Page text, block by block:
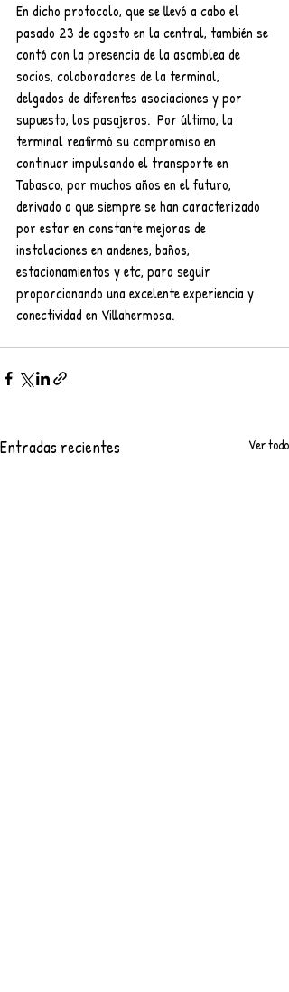
En dicho protocolo, que se llevó a cabo el
pasado 23 de agosto en la central, también se
contó con la presencia de la asamblea de
socios, colaboradores de la terminal,
delgados de diferentes asociaciones y por
supuesto, los pasajeros.  Por último, la
terminal reafirmó su compromiso en
continuar impulsando el transporte en
Tabasco, por muchos años en el futuro,
derivado a que siempre se han caracterizado
por estar en constante mejoras de
instalaciones en andenes, baños,
estacionamientos y etc, para seguir
proporcionando una excelente experiencia y
conectividad en Villahermosa.
Entradas recientes Ver todo